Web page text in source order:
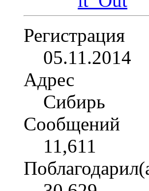
Регистрация
05.11.2014
Адрес
Сибирь
Сообщений
11,611